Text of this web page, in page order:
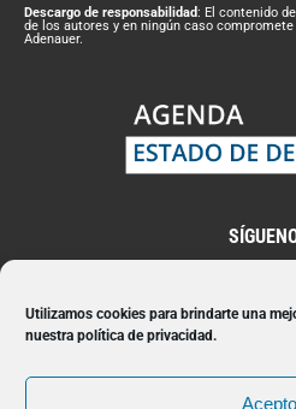
Utilizamos cookies para brindarte una
nuestra política de privacidad.
Acepto
Descargo de responsabilidad: El contenido
de los autores y en ningún caso
Adenauer.